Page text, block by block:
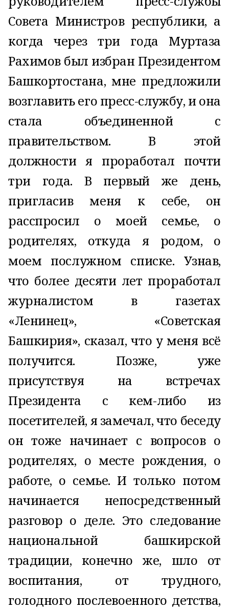
Совета Министров республики, а
когда через три года Муртаза
Рахимов был избран Президентом
Башкортостана, мне предложили
возглавить его пресс-службу, и она
стала объединенной с
правительством. В этой
должности я проработал почти
три года. В первый же день,
пригласив меня к себе, он
расспросил о моей семье, о
родителях, откуда я родом, о
моем послужном списке. Узнав,
что более десяти лет проработал
журналистом в газетах
«Ленинец», «Советская
Башкирия», сказал, что у меня всё
получится. Позже, уже
присутствуя на встречах
Президента с кем-либо из
посетителей, я замечал, что беседу
он тоже начинает с вопросов о
родителях, о месте рождения, о
работе, о семье. И только потом
начинается непосредственный
разговор о деле. Это следование
национальной башкирской
традиции, конечно же, шло от
воспитания, от трудного,
голодного послевоенного детства,